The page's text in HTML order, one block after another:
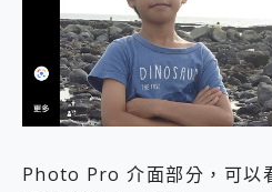
Photo Pro 介面部分，可以